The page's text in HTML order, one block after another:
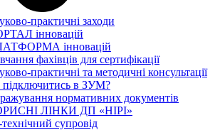
практичні заходи
інновацій
інновацій
фахівців для сертифікації
практичні та методичні консультації
підключитись в ЗУМ?
нормативних документів
ЛІНКИ ДП «НІРІ»
супровід